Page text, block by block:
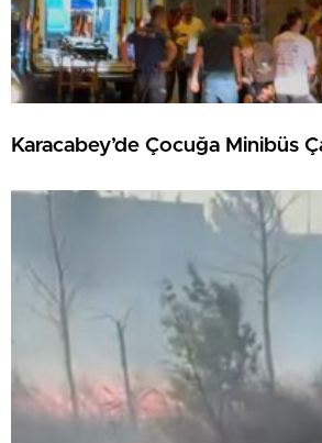
Karacabey’de Çocuğa Minibüs